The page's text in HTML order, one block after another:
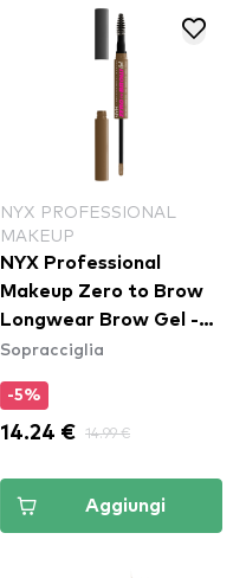
NYX PROFESSIONAL
MAKEUP
NYX Professional
Makeup Zero to Brow
Longwear Brow Gel -
Taupe (ZTBG03)
Sopracciglia
-5%
14.24 € 14.99 €
Aggiungi